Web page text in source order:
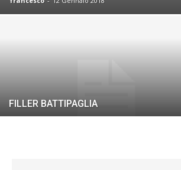
FILLER BATTIPAGLIA